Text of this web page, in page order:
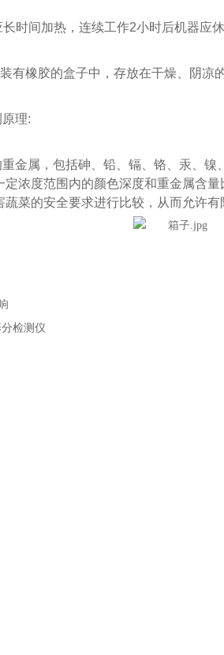
间加热，连续工作2小时后机器应休
橡胶的盒子中，存放在干燥、阴凉的
理:
属，包括砷、铅、镉、铬、汞、镍
定浓度范围内的颜色深度和重金属含
菜的安全要求进行比较，从而允许有
检测仪